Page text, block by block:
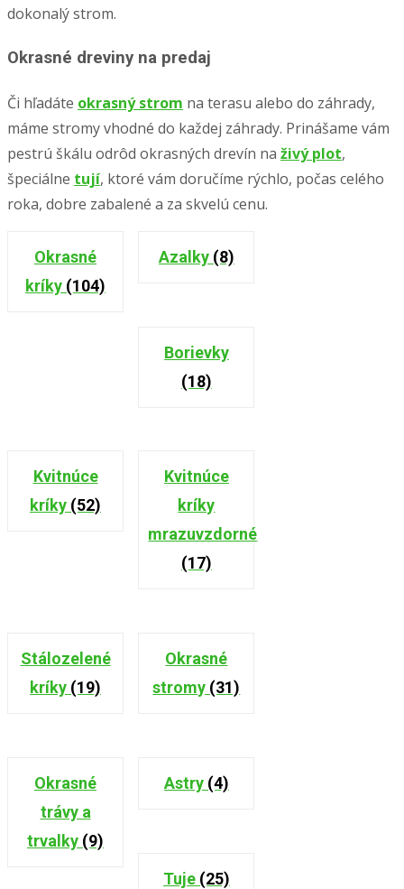
dokonalý strom.
Okrasné dreviny na predaj
Či hľadáte okrasný strom na terasu alebo do záhrady,
máme stromy vhodné do každej záhrady. Prinášame vám
pestrú škálu odrôd okrasných drevín na živý plot,
špeciálne tují, ktoré vám doručíme rýchlo, počas celého
roka, dobre zabalené a za skvelú cenu.
Okrasné
kríky (104)
Azalky (8)
Borievky
(18)
Kvitnúce
kríky (52)
Kvitnúce
kríky
mrazuvzdorné
(17)
Stálozelené
kríky (19)
Okrasné
stromy (31)
Okrasné
trávy a
trvalky (9)
Astry (4)
Tuje (25)